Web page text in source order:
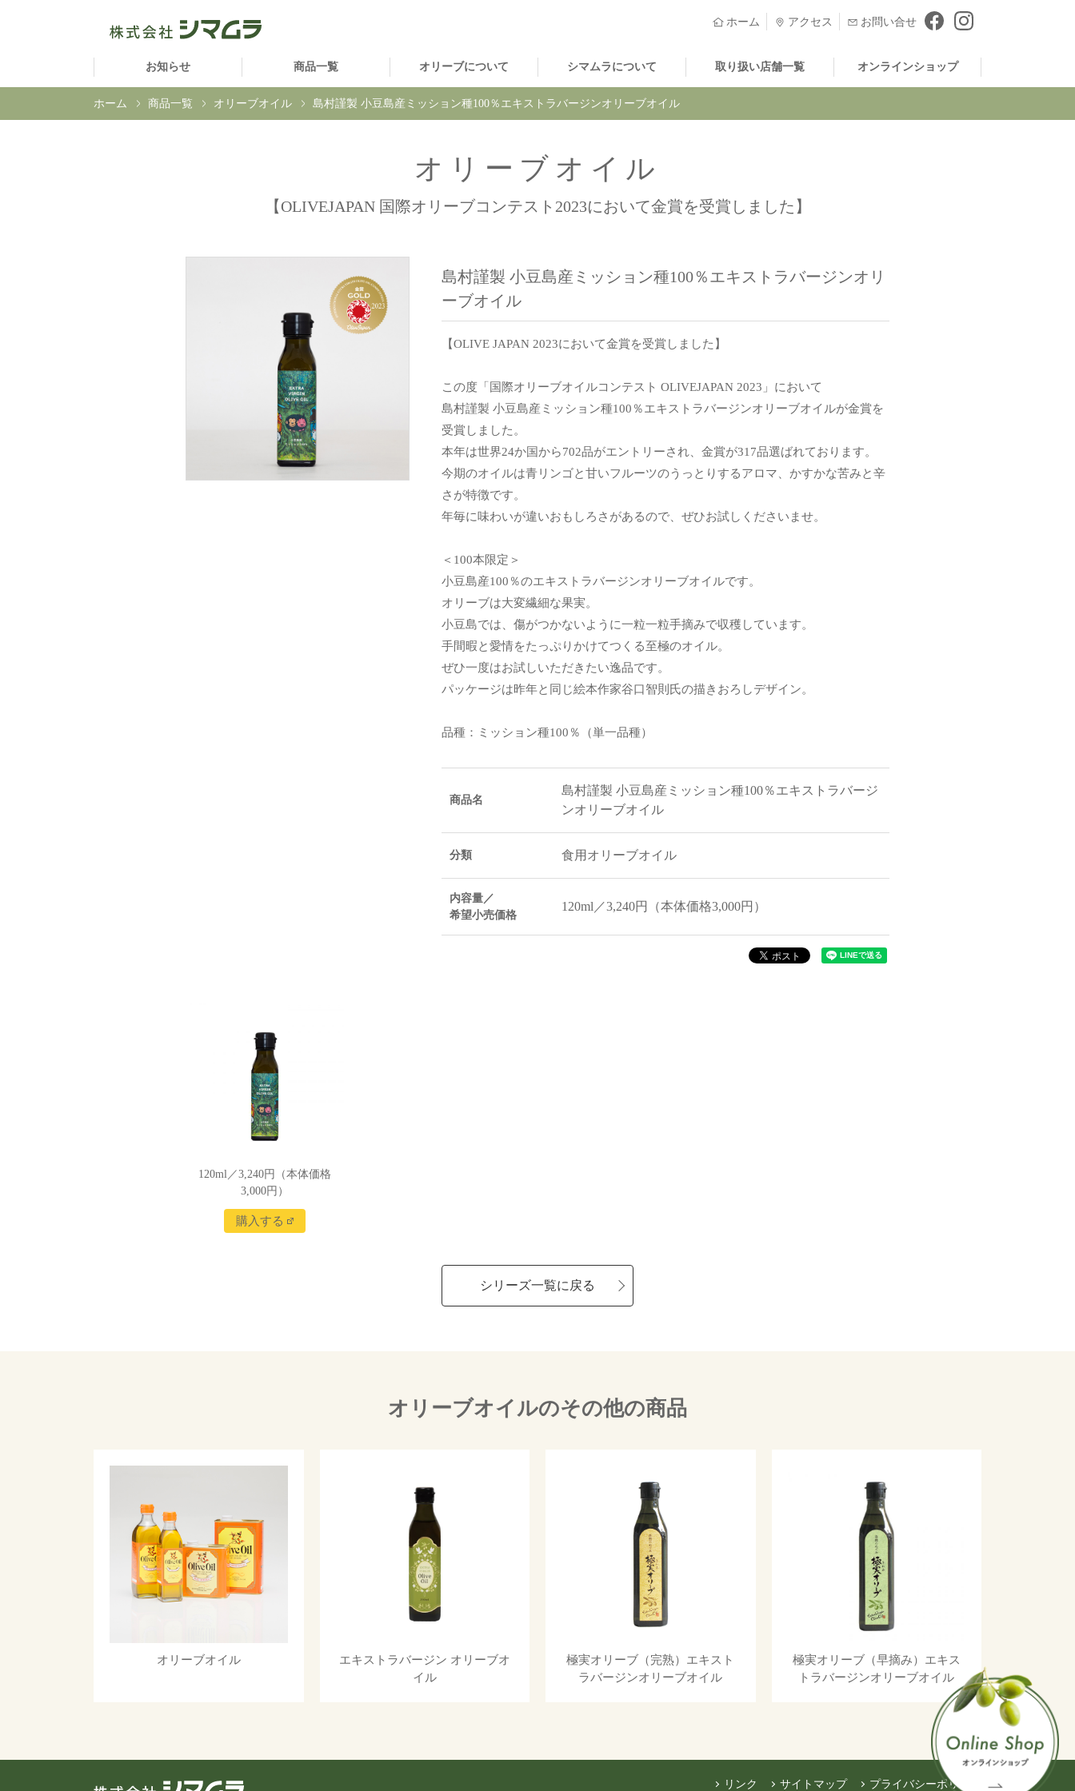
ホーム アクセス お問い合せ
お知らせ 商品一覧 オリーブについて シマムラについて 取り扱い店舗一覧 オンラインショップ
ホーム 商品一覧 オリーブオイル 島村謹製 小豆島産ミッション種100％エキストラバージンオリーブオイル
オリーブオイル
【OLIVEJAPAN 国際オリーブコンテスト2023において金賞を受賞しました】
島村謹製 小豆島産ミッション種100％エキストラバージンオリ
ーブオイル
【OLIVE JAPAN 2023において金賞を受賞しました】
この度「国際オリーブオイルコンテスト OLIVEJAPAN 2023」において
島村謹製 小豆島産ミッション種100％エキストラバージンオリーブオイルが金賞を
受賞しました。
本年は世界24か国から702品がエントリーされ、金賞が317品選ばれております。
今期のオイルは青リンゴと甘いフルーツのうっとりするアロマ、かすかな苦みと辛
さが特徴です。
年毎に味わいが違いおもしろさがあるので、ぜひお試しくださいませ。
＜100本限定＞
小豆島産100％のエキストラバージンオリーブオイルです。
オリーブは大変繊細な果実。
小豆島では、傷がつかないように一粒一粒手摘みで収穫しています。
手間暇と愛情をたっぷりかけてつくる至極のオイル。
ぜひ一度はお試しいただきたい逸品です。
パッケージは昨年と同じ絵本作家谷口智則氏の描きおろしデザイン。
品種：ミッション種100％（単一品種）
商品名
島村謹製 小豆島産ミッション種100％エキストラバージ
ンオリーブオイル
分類 食用オリーブオイル
内容量／
希望小売価格
120ml／3,240円（本体価格3,000円）
120ml／3,240円（本体価格
3,000円）
購入する
シリーズ一覧に戻る
オリーブオイルのその他の商品
オリーブオイル
エキストラバージン オリーブオ
イル
極実オリーブ（完熟）エキスト
ラバージンオリーブオイル
極実オリーブ（早摘み）エキス
トラバージンオリーブオイル
リンク サイトマップ プライバシーポリシー